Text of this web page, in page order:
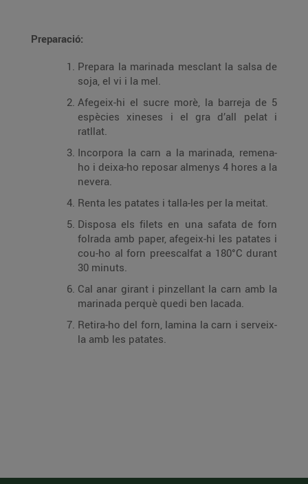
Preparació:
Prepara la marinada mesclant la salsa de
soja, el vi i la mel.
Afegeix-hi el sucre morè, la barreja de 5
espècies xineses i el gra d’all pelat i
ratllat.
Incorpora la carn a la marinada, remena-
ho i deixa-ho reposar almenys 4 hores a la
nevera.
Renta les patates i talla-les per la meitat.
Disposa els filets en una safata de forn
folrada amb paper, afegeix-hi les patates i
cou-ho al forn preescalfat a 180°C durant
30 minuts.
Cal anar girant i pinzellant la carn amb la
marinada perquè quedi ben lacada.
Retira-ho del forn, lamina la carn i serveix-
la amb les patates.